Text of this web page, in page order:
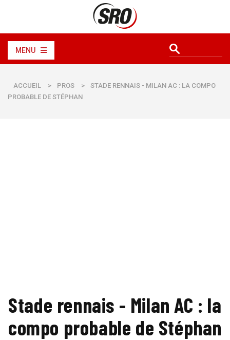
MENU
ACCUEIL > PROS >
STADE RENNAIS - MILAN AC : LA COMPO
PROBABLE DE STÉPHAN
Stade rennais - Milan AC : la
compo probable de Stéphan